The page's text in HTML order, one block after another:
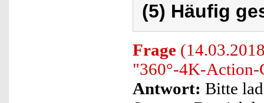
(5) Häufig
Frage
"360°-4K-Action-
Antwort: Bitte